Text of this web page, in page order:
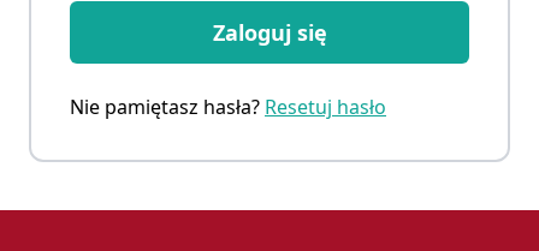
Zaloguj się
Nie pamiętasz hasła? Resetuj hasło